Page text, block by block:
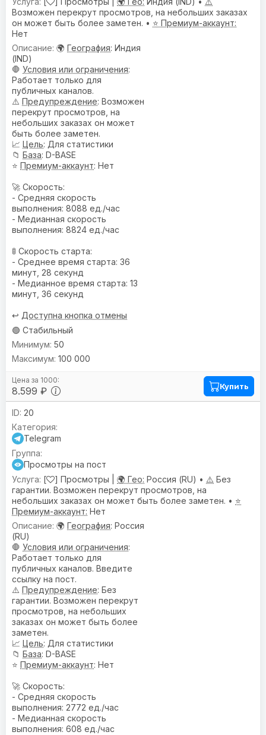
Возможен перекрут просмотров, на небольших заказах
он может быть более заметен. • ⭐ Премиум-аккаунт:
Нет
🌍 География: Индия
(IND)
🛑 Условия или ограничения:
Работает только для
публичных каналов.
⚠️ Предупреждениe: Возможен
перекрут просмотров, на
небольших заказах он может
быть более заметен.
📈 Цель: Для статистики
📁 База: D-BASE
⭐ Премиум-аккаунт: Нет
🚀 Скорость:
- Средняя скорость
выполнения: 8088 ед./час
- Медианная скорость
выполнения: 8824 ед./час
🚦 Скорость старта:
- Среднее время старта: 36
минут, 28 секунд
- Медианное время старта: 13
минут, 36 секунд
↩️ Доступна кнопка отмены
🟢 Стабильный
8.599 ₽
50
100 000
Купить
20
Telegram
Просмотры на пост
[
] Просмотры | 🌍 Гео: Россия (RU) • ⚠️ Без
гарантии. Возможен перекрут просмотров, на
небольших заказах он может быть более заметен. • ⭐
Премиум-аккаунт: Нет
🌍 География: Россия
(RU)
🛑 Условия или ограничения:
Работает только для
публичных каналов. Введите
ссылку на пост.
⚠️ Предупреждениe: Без
гарантии. Возможен перекрут
просмотров, на небольших
заказах он может быть более
заметен.
📈 Цель: Для статистики
📁 База: D-BASE
⭐ Премиум-аккаунт: Нет
🚀 Скорость:
- Средняя скорость
выполнения: 2772 ед./час
- Медианная скорость
выполнения: 608 ед./час